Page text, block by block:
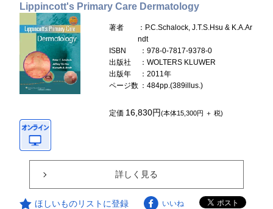
Lippincott's Primary Care Dermatology
著者
：P.C.Schalock, J.T.S.Hsu & K.A.Ar
ndt
ISBN
：978-0-7817-9378-0
出版社
：WOLTERS KLUWER
出版年
：2011年
ページ数 ：484pp.(389illus.)
定価 16,830円(本体15,300円 ＋ 税)
詳しく見る
ほしいものリストに登録 いいね